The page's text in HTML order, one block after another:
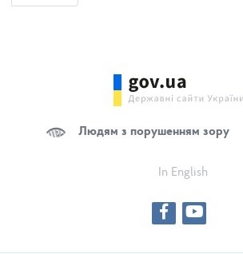
Людям з порушенням зору
In English